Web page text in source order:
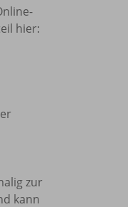
hier:
zur
kann